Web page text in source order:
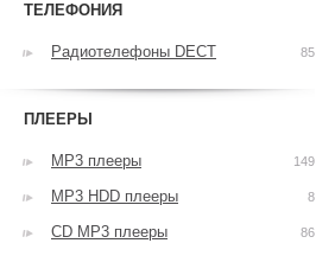
ТЕЛЕФОНИЯ
Радиотелефоны DECT 85
ПЛЕЕРЫ
MP3 плееры 149
MP3 HDD плееры 8
CD MP3 плееры 86